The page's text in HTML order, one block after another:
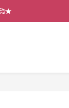
😍